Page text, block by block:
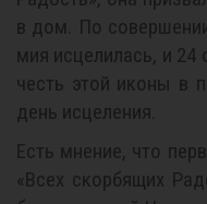
в дом. По
мия ис­це­ли­лась, и 24
честь этой ико­ны в
день ис­це­ле­ния.
Есть мне­ние, что
«Всех скор­бя­щих